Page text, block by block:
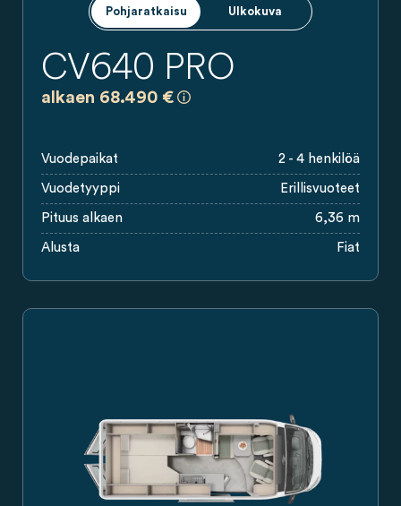
Pohjaratkaisu Ulkokuva
CV640 PRO
alkaen 68.490 €
Vuodepaikat 2 - 4 henkilöä
Vuodetyyppi Erillisvuoteet
Pituus alkaen 6,36 m
Alusta Fiat